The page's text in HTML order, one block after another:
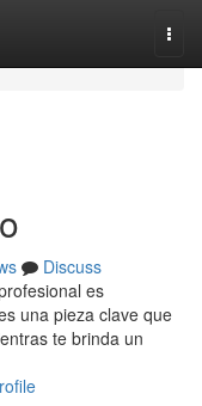
Discuss
es
una pieza clave que
te brinda un